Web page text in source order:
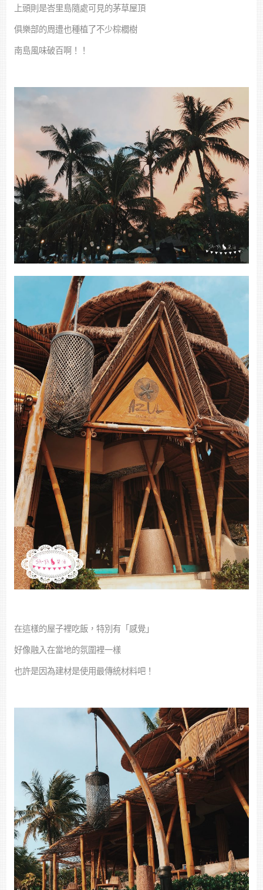
上頭則是峇里島隨處可見的茅草屋頂
俱樂部的周遭也種植了不少棕櫚樹
南島風味破百啊！！
在這樣的屋子裡吃飯，特別有「感覺」
好像融入在當地的氛圍裡一樣
也許是因為建材是使用最傳統材料吧！